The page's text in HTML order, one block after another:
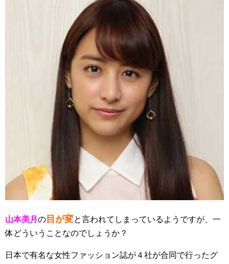
山本美月 の 目が変と言われてしまっているようですが、一
体どういうことなのでしょうか？
日本で有名な女性ファッション誌が４社が合同で行ったグ